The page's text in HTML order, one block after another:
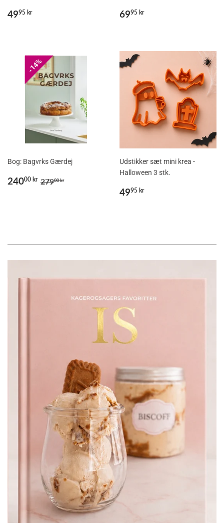
Normalpris
4995 kr49,95 Normalpris
6995 kr69,95
14%
14%
Bog: Bagvrks Gærdej
Udsalgspris
24000 kr 240,00
Normalpris
27900 kr279,00 kr
Udstikker sæt mini krea -
Halloween 3 stk.
Normalpris
4995 kr49,95